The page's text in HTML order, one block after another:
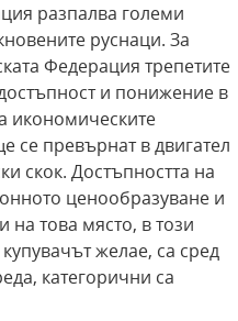
разпалва големи
руснаци. За
Федерация трепетите
и понижение в
икономическите
се превърнат в двигател
скок. Достъпността на
ценообразуване и
на това място, в този
желае, са сред
категорични са